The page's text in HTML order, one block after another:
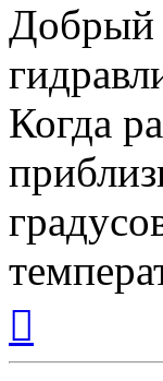
Добрый
Когда
началу